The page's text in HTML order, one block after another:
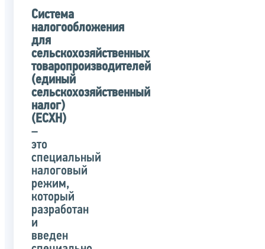
Система
налогообложения
для
сельскохозяйственных
товаропроизводителей
(единый
сельскохозяйственный
налог)
(ЕСХН)
–
это
специальный
налоговый
режим,
который
разработан
и
введен